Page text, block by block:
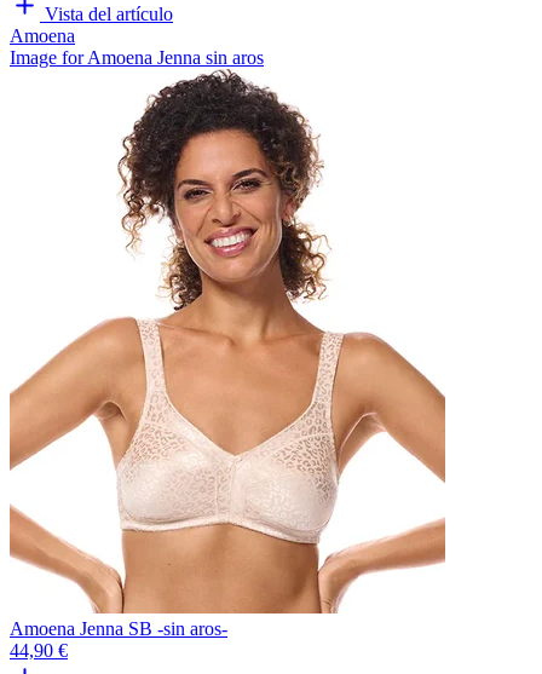
Vista del artículo
Amoena
Image for Amoena Jenna sin aros
Amoena Jenna SB -sin aros-
44,90 €